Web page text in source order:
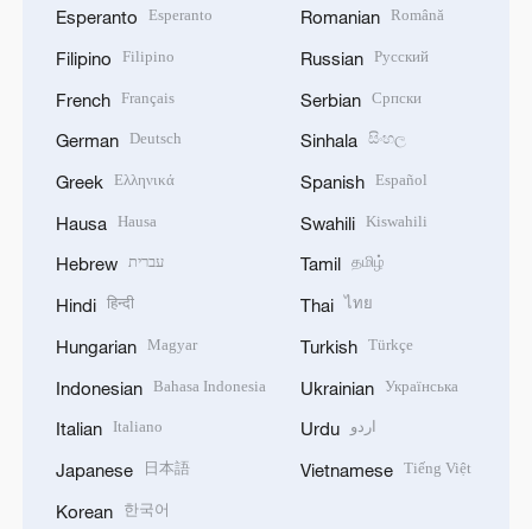
Esperanto Esperanto
Filipino Filipino
French Français
German Deutsch
Greek Ελληνικά
Hausa Hausa
Hebrew עברית
Hindi हिन्दी
Hungarian Magyar
Indonesian Bahasa Indonesia
Italian Italiano
Japanese 日本語
Korean 한국어
Romanian Română
Russian Русский
Serbian Српски
Sinhala සිංහල
Spanish Español
Swahili Kiswahili
Tamil தமிழ்
Thai ไทย
Turkish Türkçe
Ukrainian Українська
Urdu اردو
Vietnamese Tiếng Việt